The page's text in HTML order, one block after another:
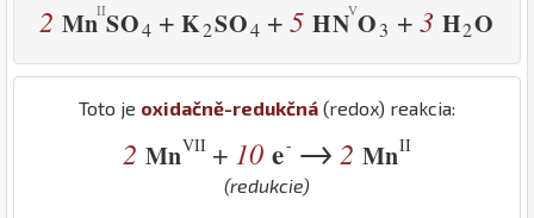
2 Mn SO4 + K2SO4 +5 HN O3 +3 H2O
Toto je oxidačně-redukčná (redox) reakcia:
2 MnVII + 10 e- → 2 MnII
(redukcie)